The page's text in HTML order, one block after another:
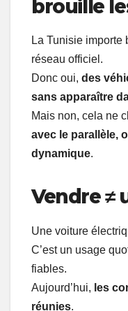
brouille
La Tunisie importe
réseau officiel.
Donc oui, des
sans apparaître
Mais non, cela ne
avec le parallèle,
dynamique.
Vendre ≠
Une voiture
C’est un usage
fiables.
Aujourd’hui, les
réunies.